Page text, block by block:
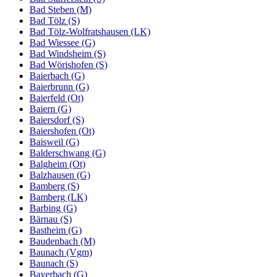
Bad Steben (M)
Bad Tölz (S)
Bad Tölz-Wolfratshausen (LK)
Bad Wiessee (G)
Bad Windsheim (S)
Bad Wörishofen (S)
Baierbach (G)
Baierbrunn (G)
Baierfeld (Ot)
Baiern (G)
Baiersdorf (S)
Baiershofen (Ot)
Baisweil (G)
Balderschwang (G)
Balgheim (Ot)
Balzhausen (G)
Bamberg (S)
Bamberg (LK)
Barbing (G)
Bärnau (S)
Bastheim (G)
Baudenbach (M)
Baunach (Vgm)
Baunach (S)
Bayerbach (G)